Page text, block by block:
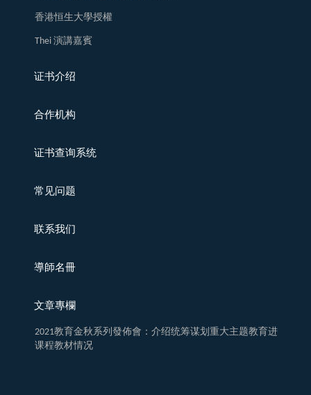
香港恒生大學授權
Thei 演講嘉賓
证书介绍
合作机构
证书查询系统
常见问题
联系我们
導師名冊
文章專欄
2021教育金秋系列發佈會：介绍统筹谋划重大主题教育进
课程教材情况